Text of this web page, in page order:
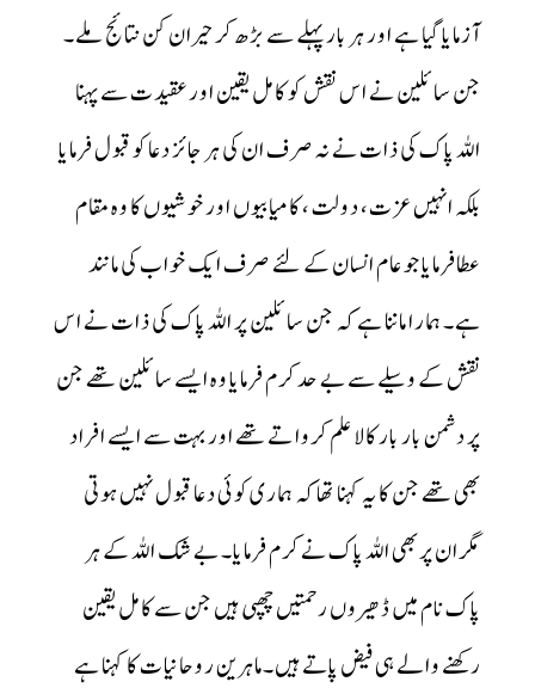
آزمایا گیا ہے اور ہر بار پہلے سے بڑھ کر حیران کن نتائج ملے۔
جن سائلین نے اس نقش کو کامل یقین اور عقیدت سے پہنا
اللہ پاک کی ذات نے نہ صرف ان کی ہر جائز دعا کو قبول فرمایا
بلکہ انہیں عزت، دولت، کامیابیوں اور خوشیوں کا وہ مقام
عطافرمایا جو عام انسان کے لئے صرف ایک خواب کی مانند
ہے۔ ہمارا ماننا ہے کہ جن سائلین پر اللہ پاک کی ذات نے اس
نقش کے وسیلے سے بے حد کرم فرمایا وہ ایسے سائلین تھے جن
پر دشمن بار بار کالا علم کروا تے تھے اوربہت سے ایسے افراد
بھی تھے جن کا یہ کہنا تھا کہ ہماری کوئی دعا قبول نہیں ہوتی
مگران پربھی اللہ پاک نے کرم فرمایا۔ بے شک اللہ کے ہر
پاک نام میں ڈھیروں رحمتیں چھپی ہیں جن سے کامل یقین
رکھنے والے ہی فیض پاتے ہیں۔ماہرین روحانیات کا کہنا ہے